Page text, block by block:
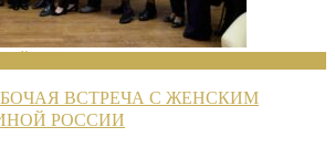
ВСТРЕЧА С ЖЕНСКИМ
РОССИИ